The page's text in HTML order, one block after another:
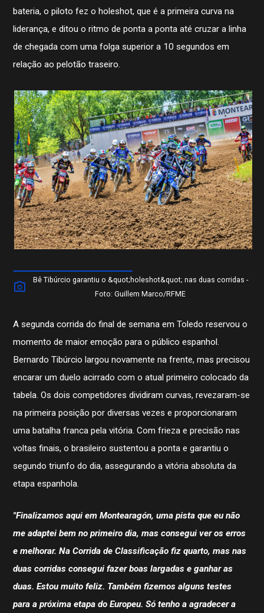
bateria, o piloto fez o holeshot, que é a primeira curva na
liderança, e ditou o ritmo de ponta a ponta até cruzar a linha
de chegada com uma folga superior a 10 segundos em
relação ao pelotão traseiro.
Bê Tibúrcio garantiu o &quot;holeshot&quot; nas duas corridas -
Foto: Guillem Marco/RFME
A segunda corrida do final de semana em Toledo reservou o
momento de maior emoção para o público espanhol.
Bernardo Tibúrcio largou novamente na frente, mas precisou
encarar um duelo acirrado com o atual primeiro colocado da
tabela. Os dois competidores dividiram curvas, revezaram-se
na primeira posição por diversas vezes e proporcionaram
uma batalha franca pela vitória. Com frieza e precisão nas
voltas finais, o brasileiro sustentou a ponta e garantiu o
segundo triunfo do dia, assegurando a vitória absoluta da
etapa espanhola.
"Finalizamos aqui em Montearagón, uma pista que eu não
me adaptei bem no primeiro dia, mas consegui ver os erros
e melhorar. Na Corrida de Classificação fiz quarto, mas nas
duas corridas consegui fazer boas largadas e ganhar as
duas. Estou muito feliz. Também fizemos alguns testes
para a próxima etapa do Europeu. Só tenho a agradecer a